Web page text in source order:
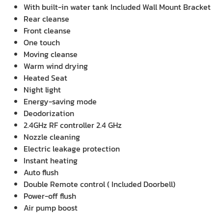
With built-in water tank Included Wall Mount Bracket
Rear cleanse
Front cleanse
One touch
Moving cleanse
Warm wind drying
Heated Seat
Night light
Energy-saving mode
Deodorization
2.4GHz RF controller 2.4 GHz
Nozzle cleaning
Electric leakage protection
Instant heating
Auto flush
Double Remote control ( Included Doorbell)
Power-off flush
Air pump boost